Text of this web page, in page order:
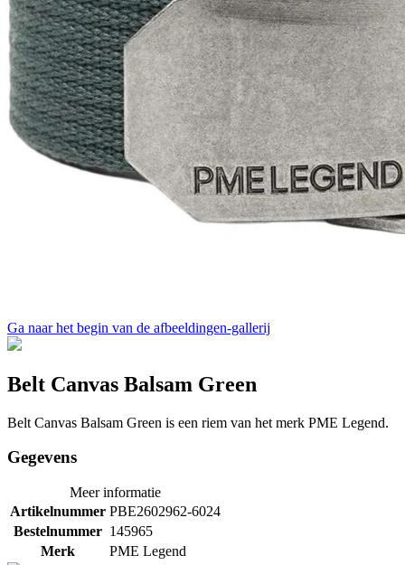
Ga naar het begin van de afbeeldingen-gallerij
Belt Canvas Balsam Green
Belt Canvas Balsam Green is een riem van het merk PME Legend.
Gegevens
Meer informatie
Artikelnummer PBE2602962-6024
Bestelnummer 145965
Merk
PME Legend